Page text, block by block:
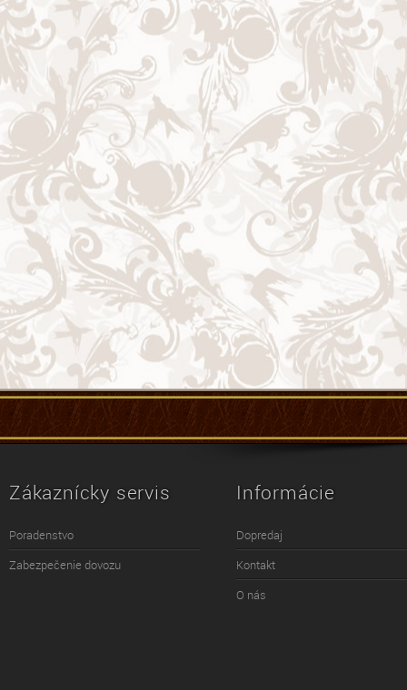
Zákaznícky servis
Poradenstvo
Zabezpečenie dovozu
Informácie
Dopredaj
Kontakt
O nás